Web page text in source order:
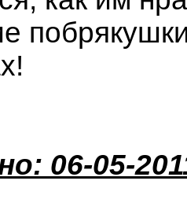
06-05-